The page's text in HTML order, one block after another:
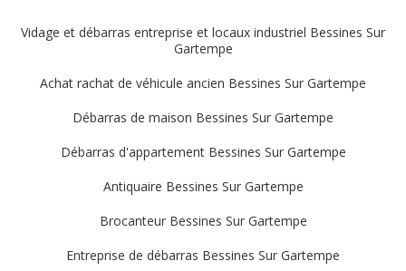
Vidage et débarras entreprise et locaux industriel Bessines Sur
Gartempe
Achat rachat de véhicule ancien Bessines Sur Gartempe
Débarras de maison Bessines Sur Gartempe
Débarras d'appartement Bessines Sur Gartempe
Antiquaire Bessines Sur Gartempe
Brocanteur Bessines Sur Gartempe
Entreprise de débarras Bessines Sur Gartempe